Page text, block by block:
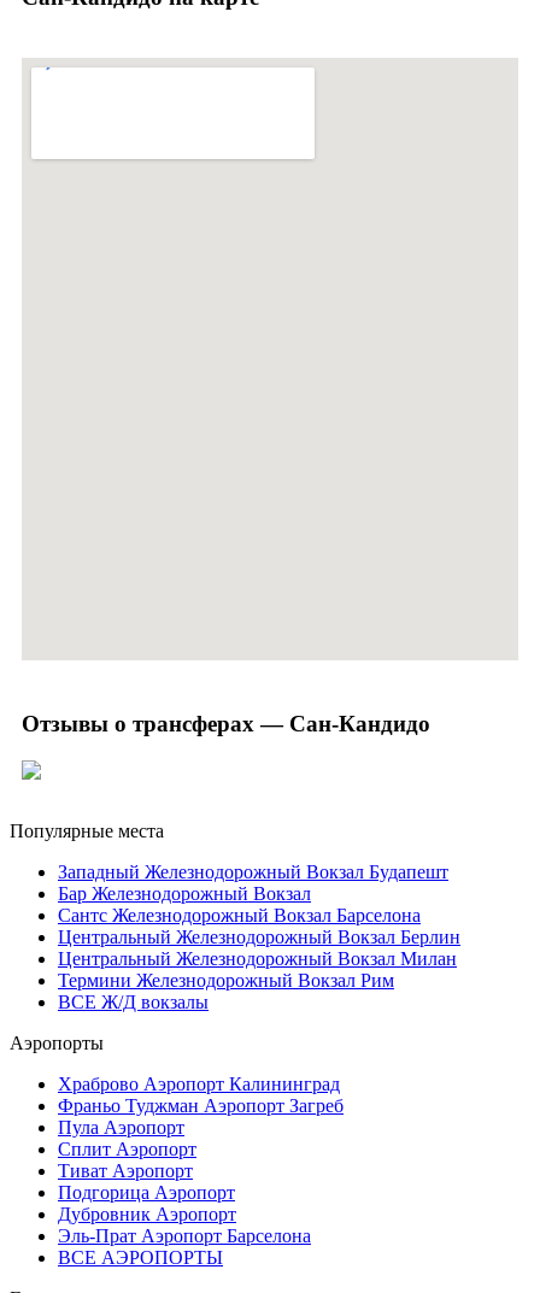
Отзывы о трансферах — Сан-Кандидо
Популярные места
Западный Железнодорожный Вокзал Будапешт
Бар Железнодорожный Вокзал
Сантс Железнодорожный Вокзал Барселона
Центральный Железнодорожный Вокзал Берлин
Центральный Железнодорожный Вокзал Милан
Термини Железнодорожный Вокзал Рим
ВСЕ Ж/Д вокзалы
Аэропорты
Храброво Аэропорт Калининград
Франьо Туджман Аэропорт Загреб
Пула Аэропорт
Сплит Аэропорт
Тиват Аэропорт
Подгорица Аэропорт
Дубровник Аэропорт
Эль-Прат Аэропорт Барселона
ВСЕ АЭРОПОРТЫ